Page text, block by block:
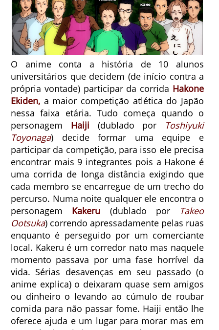
O anime conta a história de 10 alunos
universitários que decidem (de início contra a
própria vontade) participar da corrida Hakone
Ekiden, a maior competição atlética do Japão
nessa faixa etária. Tudo começa quando o
personagem Haiji (dublado por
Toshiyuki
Toyonaga) decide formar uma equipe e
participar da competição, para isso ele precisa
encontrar mais 9 integrantes pois a Hakone é
uma corrida de longa distância exigindo que
cada membro se encarregue de um trecho do
percurso. Numa noite qualquer ele encontra o
personagem Kakeru (dublado por
Takeo
Ootsuka) correndo apressadamente pelas ruas
enquanto é perseguido por um comerciante
local. Kakeru é um corredor nato mas naquele
momento passava por uma fase horrível da
vida. Sérias desavenças em seu passado (o
anime explica) o deixaram quase sem amigos
ou dinheiro o levando ao cúmulo de roubar
comida para não passar fome. Haiji então lhe
oferece ajuda e um lugar para morar mas em